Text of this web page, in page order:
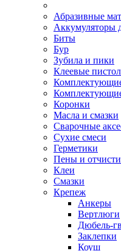
Абразивные
Аккумуляторы
Биты
Бур
Зубила и пики
Клеевые
Коронки
Масла и смазки
Сварочные
Сухие смеси
Герметики
Пены и
Клеи
Смазки
Крепеж
Анкеры
Вертлюги
Дюбель-
Заклепки
Коуш